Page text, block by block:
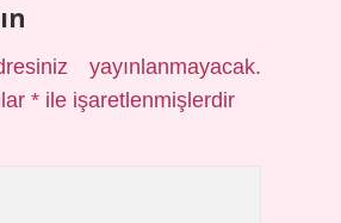
yayınlanmayacak.
* ile işaretlenmişlerdir